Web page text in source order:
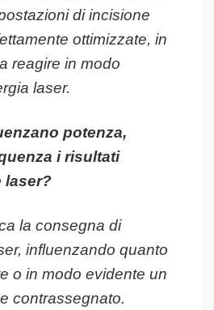
di incisione
ottimizzate, in
reagire in modo
laser.
potenza,
i risultati
laser?
la consegna di
influenzando quanto
o in modo evidente un
contrassegnato.